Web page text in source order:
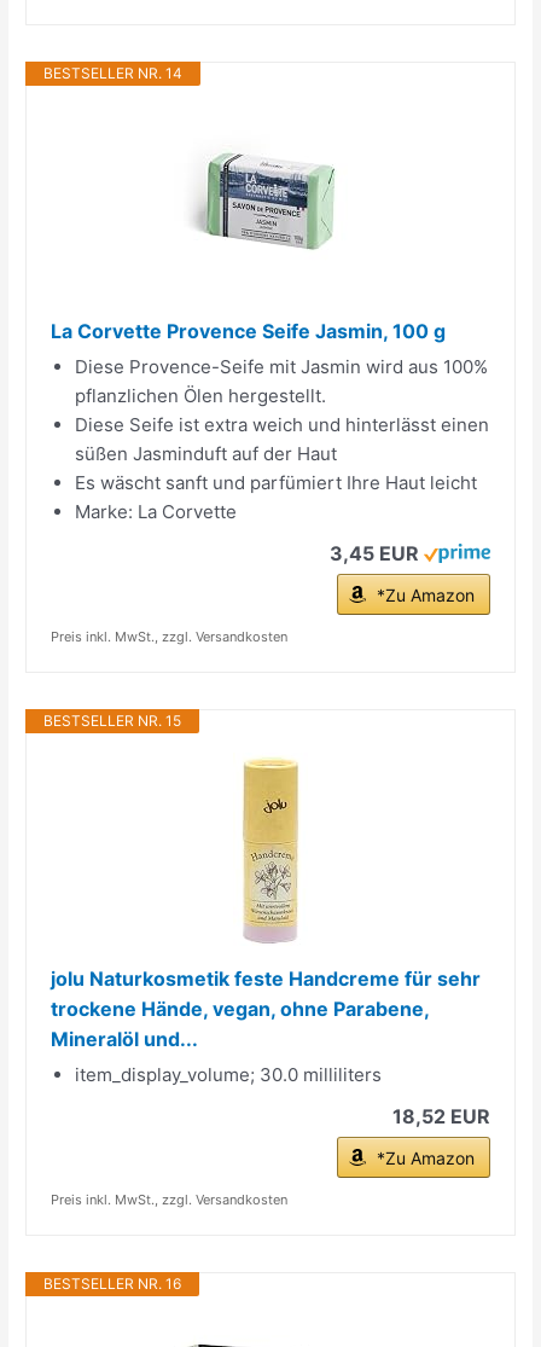
BESTSELLER NR. 14
La Corvette Provence Seife Jasmin, 100 g
Diese Provence-Seife mit Jasmin wird aus 100%
pflanzlichen Ölen hergestellt.
Diese Seife ist extra weich und hinterlässt einen
süßen Jasminduft auf der Haut
Es wäscht sanft und parfümiert Ihre Haut leicht
Marke: La Corvette
3,45 EUR
*Zu Amazon
Preis inkl. MwSt., zzgl. Versandkosten
BESTSELLER NR. 15
jolu Naturkosmetik feste Handcreme für sehr
trockene Hände, vegan, ohne Parabene,
Mineralöl und...
item_display_volume; 30.0 milliliters
18,52 EUR
*Zu Amazon
Preis inkl. MwSt., zzgl. Versandkosten
BESTSELLER NR. 16